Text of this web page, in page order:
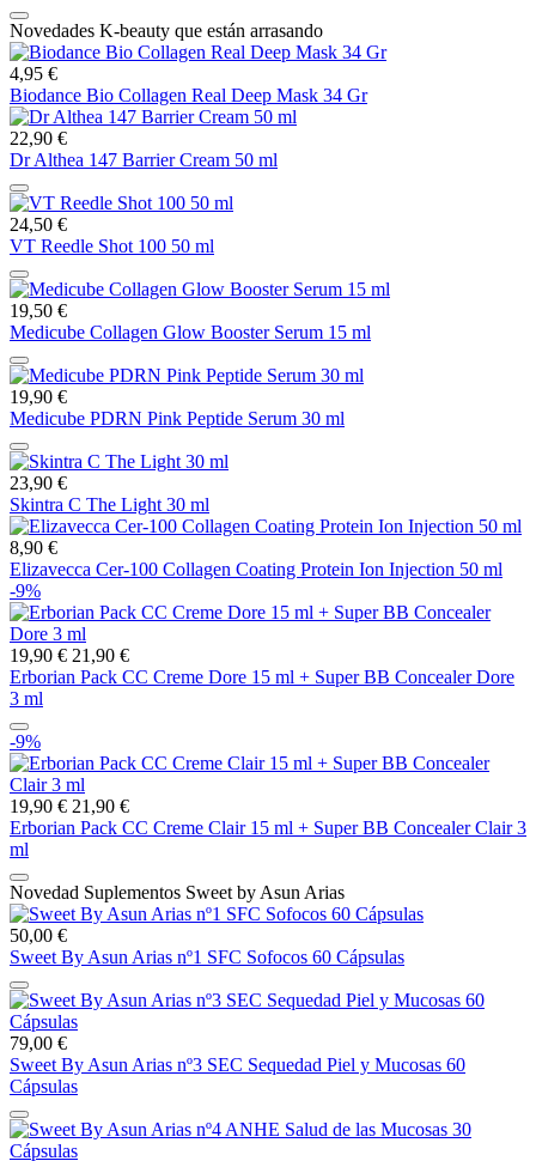
Novedades K-beauty que están arrasando
4,95 €
Biodance Bio Collagen Real Deep Mask 34 Gr
22,90 €
Dr Althea 147 Barrier Cream 50 ml
24,50 €
VT Reedle Shot 100 50 ml
19,50 €
Medicube Collagen Glow Booster Serum 15 ml
19,90 €
Medicube PDRN Pink Peptide Serum 30 ml
23,90 €
Skintra C The Light 30 ml
8,90 €
Elizavecca Cer-100 Collagen Coating Protein Ion Injection 50 ml
-9%
19,90 € 21,90 €
Erborian Pack CC Creme Dore 15 ml + Super BB Concealer Dore
3 ml
-9%
19,90 € 21,90 €
Erborian Pack CC Creme Clair 15 ml + Super BB Concealer Clair 3
ml
Novedad Suplementos Sweet by Asun Arias
50,00 €
Sweet By Asun Arias nº1 SFC Sofocos 60 Cápsulas
79,00 €
Sweet By Asun Arias nº3 SEC Sequedad Piel y Mucosas 60
Cápsulas